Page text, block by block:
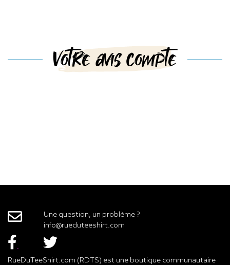
Votre avis compte
Une question, un problème ?
info@rueduteeshirt.com
RueDuTeeShirt.com (RDTS) est une boutique communautaire